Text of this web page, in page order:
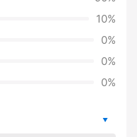
10%
0%
0%
0%